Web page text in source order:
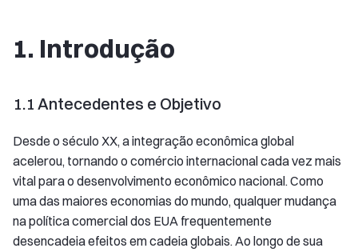
1. Introdução
1.1 Antecedentes e Objetivo
Desde o século XX, a integração econômica global
acelerou, tornando o comércio internacional cada vez mais
vital para o desenvolvimento econômico nacional. Como
uma das maiores economias do mundo, qualquer mudança
na política comercial dos EUA frequentemente
desencadeia efeitos em cadeia globais. Ao longo de sua